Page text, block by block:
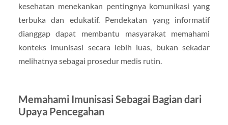
kesehatan menekankan pentingnya komunikasi yang
terbuka dan edukatif. Pendekatan yang informatif
dianggap dapat membantu masyarakat memahami
konteks imunisasi secara lebih luas, bukan sekadar
melihatnya sebagai prosedur medis rutin.
Memahami Imunisasi Sebagai Bagian dari
Upaya Pencegahan